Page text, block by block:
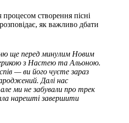
процесом створення пісні
як важливо дбати
ще перед минулим Новим
з Настею та Альоною.
— ви його чуєте зараз
Далі нас
ми не забували про трек
нарешті завершити